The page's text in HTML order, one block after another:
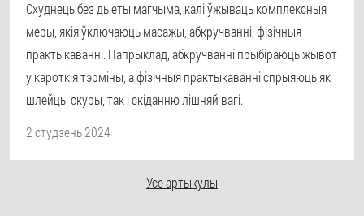
Схуднець без дыеты магчыма, калі ўжываць комплексныя
меры, якія ўключаюць масажы, абкручванні, фізічныя
практыкаванні. Напрыклад, абкручванні прыбіраюць жывот
у кароткія тэрміны, а фізічныя практыкаванні спрыяюць як
шлейцы скуры, так і скіданню лішняй вагі.
2 студзень 2024
Усе артыкулы